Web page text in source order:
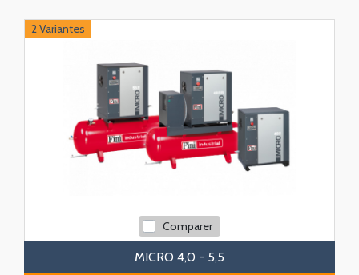
2 Variantes
Comparer
MICRO 4,0 - 5,5